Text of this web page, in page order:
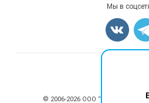
Карта
Мы в
© 2006‑2026 ООО “Инлайн”.